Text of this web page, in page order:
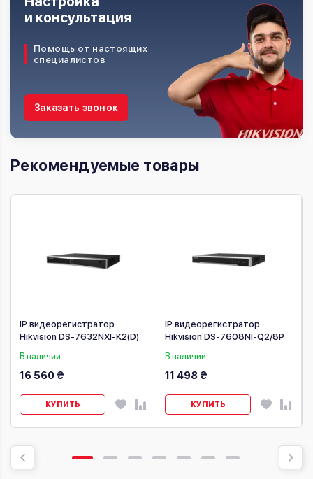
Помощь от настоящих
специалистов
и консультация
Заказать звонок
Рекомендуемые товары
IP видеорегистратор
Hikvision DS-7632NXI-K2(D)
В наличии
16 560 ₴
КУПИТЬ
IP видеорегистратор
Hikvision DS-7608NI-Q2/8P
В наличии
11 498 ₴
КУПИТЬ